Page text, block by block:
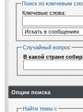
Поиск по ключевым
Ключевые слова:
Случайный вопрос
В какой стране
Опции поиска
Найти темы с